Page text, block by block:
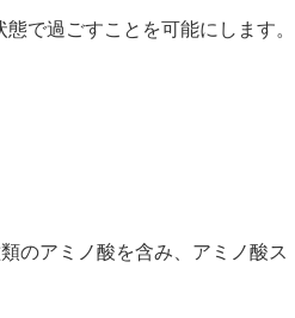
で過ごすことを可能にします。
のアミノ酸を含み、アミノ酸ス